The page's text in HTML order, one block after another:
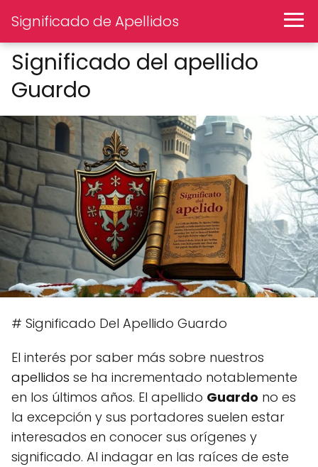
Significado de Apellidos
Significado del apellido
Guardo
# Significado Del Apellido Guardo
El interés por saber más sobre nuestros
apellidos se ha incrementado notablemente
en los últimos años. El apellido Guardo no es
la excepción y sus portadores suelen estar
interesados en conocer sus orígenes y
significado. Al indagar en las raíces de este